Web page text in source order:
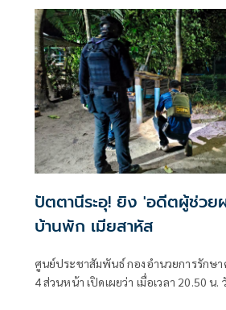
ปัตตานีระอุ! ยิง 'อดีตผู้ช่ว
บ้านพัก เมียสาหัส
ศูนย์ประชาสัมพันธ์ กองอำนวยการรักษา
4 ส่วนหน้า เปิดเผยว่า เมื่อเวลา 20.50 น